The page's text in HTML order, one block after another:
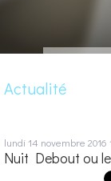
Actualité
lundi 14 novembre 2016
Nuit Debout ou